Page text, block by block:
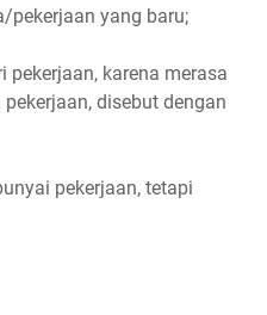
pekerjaan yang baru;
pekerjaan, karena merasa
disebut dengan
pekerjaan, tetapi